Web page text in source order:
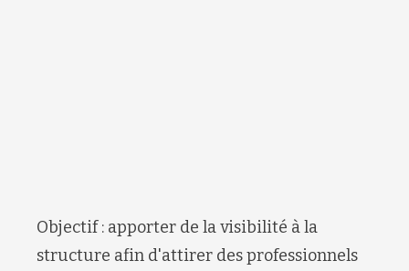
Objectif : apporter de la visibilité à la
structure afin d'attirer des professionnels